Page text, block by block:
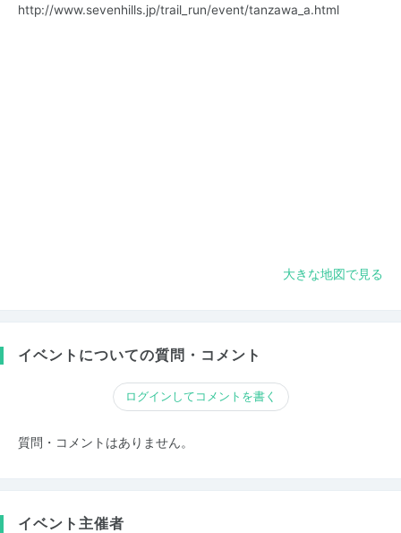
http://www.sevenhills.jp/trail_run/event/tanzawa_a.html
大きな地図で見る
イベントについての質問・コメント
ログインしてコメントを書く
質問・コメントはありません。
イベント主催者